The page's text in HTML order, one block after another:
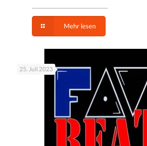
Mehr lesen
25. Juli 2023